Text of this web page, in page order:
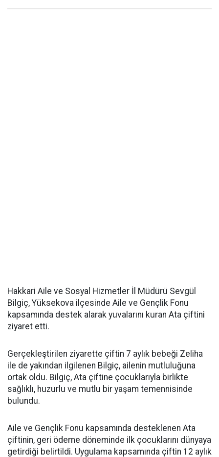
Hakkari Aile ve Sosyal Hizmetler İl Müdürü Sevgül
Bilgiç, Yüksekova ilçesinde Aile ve Gençlik Fonu
kapsamında destek alarak yuvalarını kuran Ata çiftini
ziyaret etti.
Gerçekleştirilen ziyarette çiftin 7 aylık bebeği Zeliha
ile de yakından ilgilenen Bilgiç, ailenin mutluluğuna
ortak oldu. Bilgiç, Ata çiftine çocuklarıyla birlikte
sağlıklı, huzurlu ve mutlu bir yaşam temennisinde
bulundu.
Aile ve Gençlik Fonu kapsamında desteklenen Ata
çiftinin, geri ödeme döneminde ilk çocuklarını dünyaya
getirdiği belirtildi. Uygulama kapsamında çiftin 12 aylık